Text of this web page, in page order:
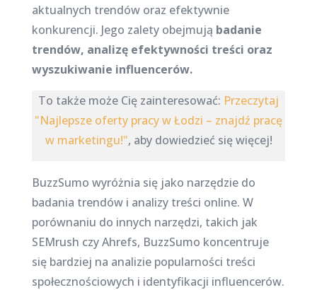
aktualnych trendów oraz efektywnie
konkurencji. Jego zalety obejmują badanie
trendów, analizę efektywności treści oraz
wyszukiwanie influencerów.
To także może Cię zainteresować: Przeczytaj
"Najlepsze oferty pracy w Łodzi – znajdź pracę
w marketingu!", aby dowiedzieć się więcej!
BuzzSumo wyróżnia się jako narzędzie do
badania trendów i analizy treści online. W
porównaniu do innych narzędzi, takich jak
SEMrush czy Ahrefs, BuzzSumo koncentruje
się bardziej na analizie popularności treści
społecznościowych i identyfikacji influencerów.